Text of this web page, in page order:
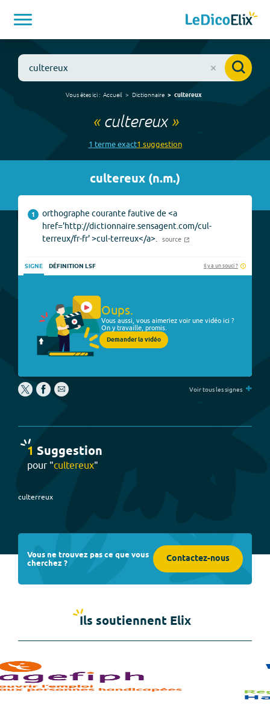
Vous êtes ici : Accueil Dictionnaire cultereux
« cultereux»
1 termeexact1 suggestion
cultereux (n.m.)
1
orthographe courante fautive de <a
href='http://dictionnaire.sensagent.com/cul-
terreux/fr-fr' >cul-terreux</a>.
source
SIGNE DÉFINITION LSF Il y a un souci ?
Oups.
Vous aussi, vous aimeriez voir une vidéo ici ?
On y travaille, promis.
Demander la vidéo
Voir tous les signes +
1 Suggestion
pour "cultereux"
culterreux
Vous ne trouvez pas ce que vous
cherchez ? Contactez-nous
Ils soutiennent Elix